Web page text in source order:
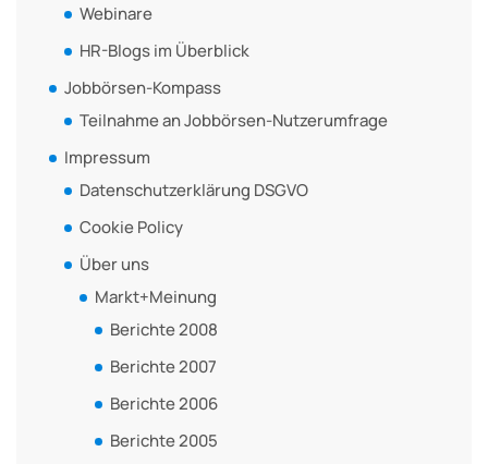
Webinare
HR-Blogs im Überblick
Jobbörsen-Kompass
Teilnahme an Jobbörsen-Nutzerumfrage
Impressum
Datenschutzerklärung DSGVO
Cookie Policy
Über uns
Markt+Meinung
Berichte 2008
Berichte 2007
Berichte 2006
Berichte 2005